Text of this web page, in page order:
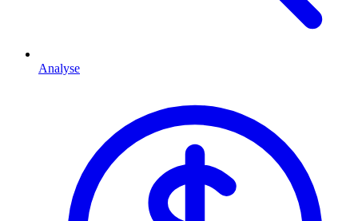
Analyse